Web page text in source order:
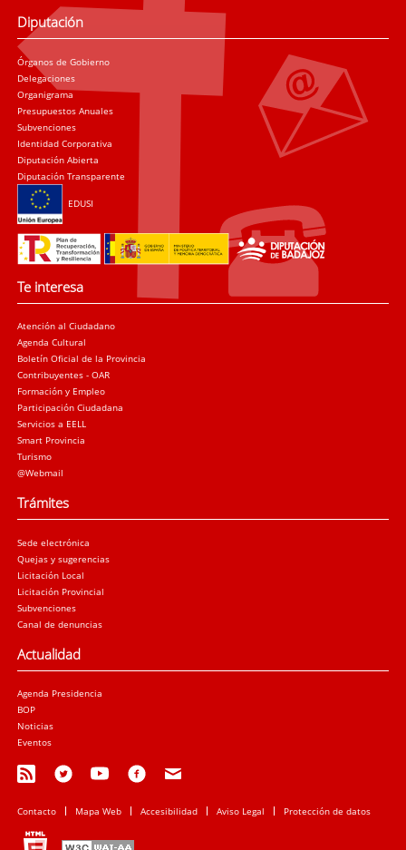
Diputación
Órganos de Gobierno
Delegaciones
Organigrama
Presupuestos Anuales
Subvenciones
Identidad Corporativa
Diputación Abierta
Diputación Transparente
EDUSI
Te interesa
Atención al Ciudadano
Agenda Cultural
Boletín Oficial de la Provincia
Contribuyentes - OAR
Formación y Empleo
Participación Ciudadana
Servicios a EELL
Smart Provincia
Turismo
@Webmail
Trámites
Sede electrónica
Quejas y sugerencias
Licitación Local
Licitación Provincial
Subvenciones
Canal de denuncias
Actualidad
Agenda Presidencia
BOP
Noticias
Eventos
Contacto Mapa Web Accesibilidad Aviso Legal Protección de datos